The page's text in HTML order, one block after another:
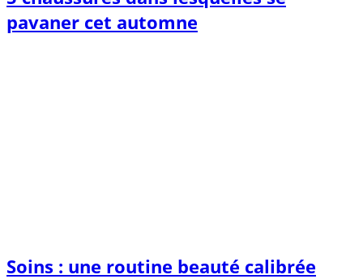
pavaner cet automne
Soins : une routine beauté calibrée